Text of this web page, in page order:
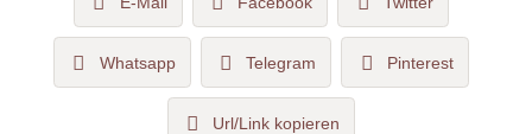
Whatsapp Telegram Pinterest
Url/Link kopieren